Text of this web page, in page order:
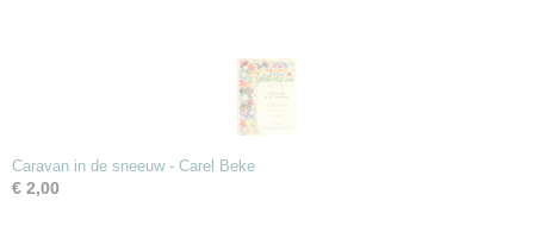
Caravan in de sneeuw - Carel Beke
€ 2,00